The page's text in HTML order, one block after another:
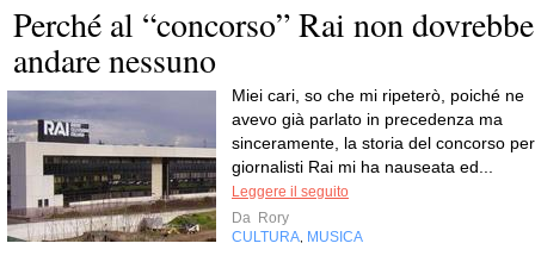
Perché al “concorso” Rai non dovrebbe
andare nessuno
Miei cari, so che mi ripeterò, poiché ne
avevo già parlato in precedenza ma
sinceramente, la storia del concorso per
giornalisti Rai mi ha nauseata ed...
Leggere il seguito
Da Rory
CULTURA MUSICA